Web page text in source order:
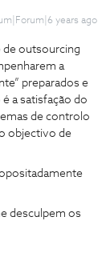
years ago
de outsourcing
a
preparados e
a satisfação do
de controlo
objectivo de
desculpem os